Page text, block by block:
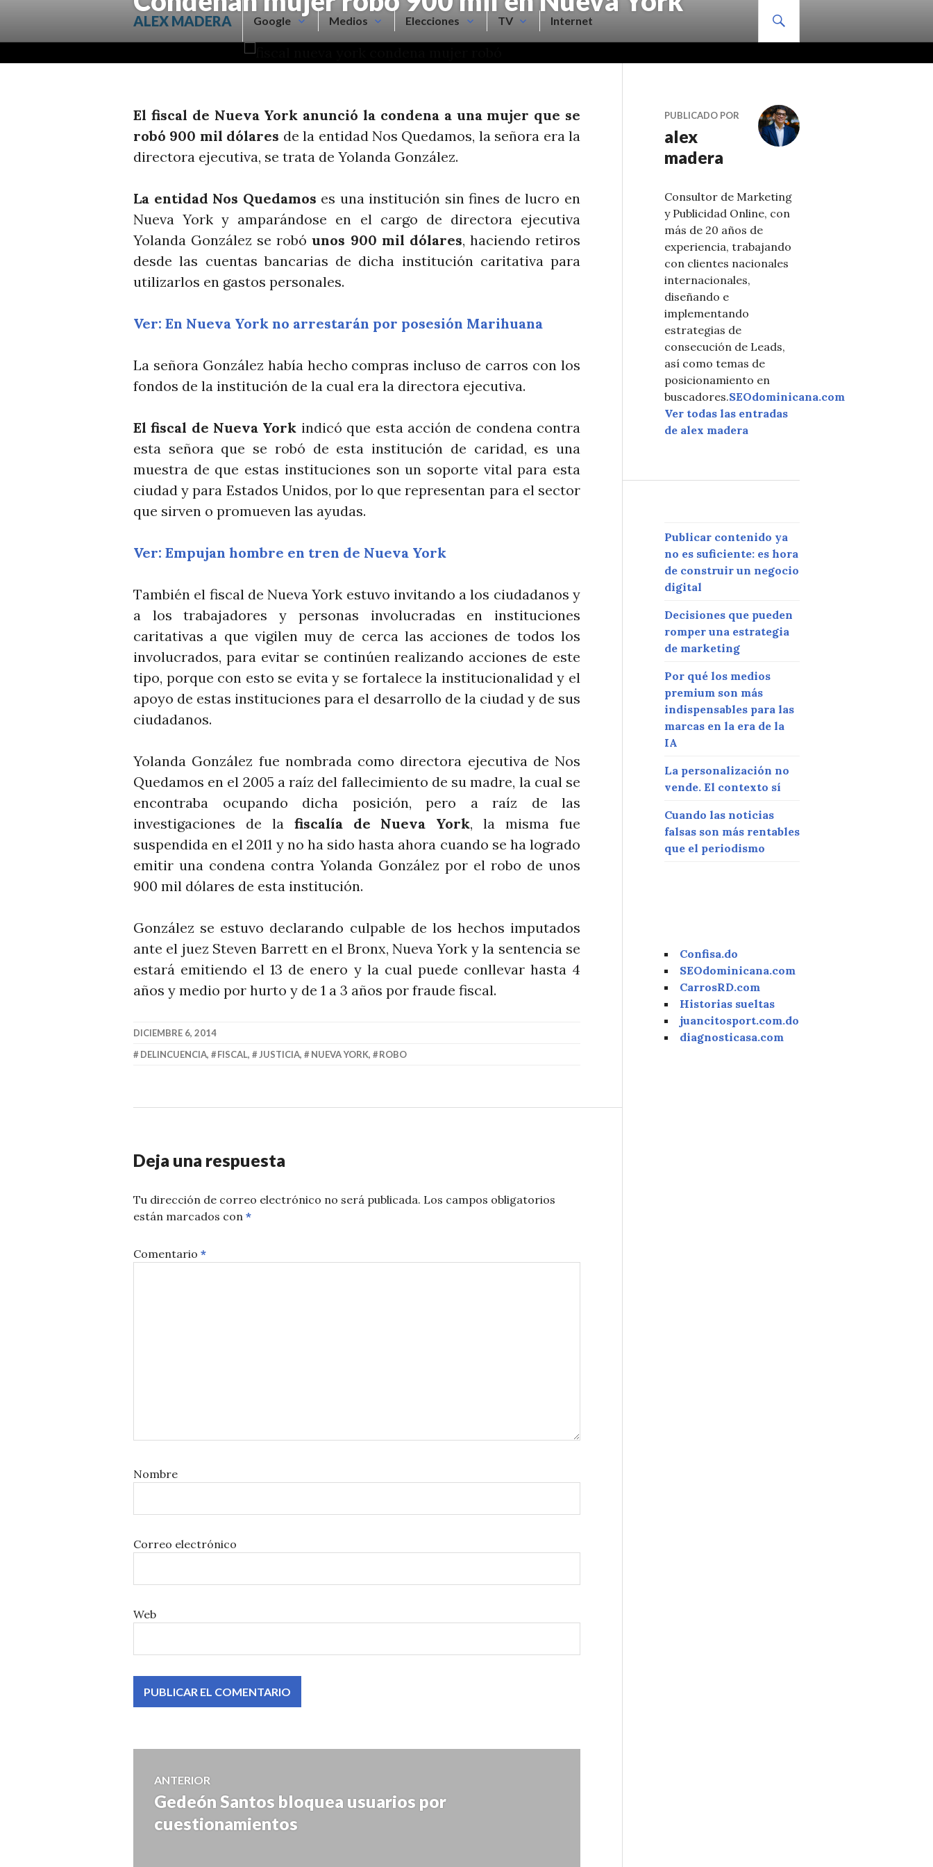
ALEX MADERA Google Medios Elecciones TV Internet
El fiscal de Nueva York anunció la condena a una mujer que se
robó 900 mil dólares de la entidad Nos Quedamos, la señora era la
directora ejecutiva, se trata de Yolanda González.
La entidad Nos Quedamos es una institución sin fines de lucro en
Nueva York y amparándose en el cargo de directora ejecutiva
Yolanda González se robóunos 900 mil dólares, haciendo retiros
desde las cuentas bancarias de dicha institución caritativa para
utilizarlos en gastos personales.
Ver: En Nueva York no arrestarán por posesión Marihuana
La señora González había hecho compras incluso de carros con los
fondos de la institución de la cual era la directora ejecutiva.
El fiscal de Nueva York indicó que esta acción de condena contra
esta señora que se robó de esta institución de caridad, es una
muestra de que estas instituciones son un soporte vital para esta
ciudad y para Estados Unidos, por lo que representan para el sector
que sirven o promueven las ayudas.
Ver: Empujan hombre en tren de Nueva York
También el fiscal de Nueva York estuvo invitando a los ciudadanos y
a los trabajadores y personas involucradas en instituciones
caritativas a que vigilen muy de cerca las acciones de todos los
involucrados, para evitar se continúen realizando acciones de este
tipo, porque con esto se evita y se fortalece la institucionalidad y el
apoyo de estas instituciones para el desarrollo de la ciudad y de sus
ciudadanos.
Yolanda González fue nombrada como directora ejecutiva de Nos
Quedamos en el 2005 a raíz del fallecimiento de su madre, la cual se
encontraba ocupando dicha posición, pero a raíz de las
investigaciones de la fiscalía de Nueva York, la misma fue
suspendida en el 2011 y no ha sido hasta ahora cuando se ha logrado
emitir una condena contra Yolanda González por el robo de unos
900 mil dólares de esta institución.
González se estuvo declarando culpable de los hechos imputados
ante el juez Steven Barrett en el Bronx, Nueva York y la sentencia se
estará emitiendo el 13 de enero y la cual puede conllevar hasta 4
años y medio por hurto y de 1 a 3 años por fraude fiscal.
DICIEMBRE 6, 2014
DELINCUENCIA, FISCAL, JUSTICIA, NUEVA YORK, ROBO
Deja una respuesta
Tu dirección de correo electrónico no será publicada. Los campos obligatorios
están marcados con *
Comentario *
Nombre
Correo electrónico
Web
Navegación
de
ANTERIOR
Entrada
anterior:
Gedeón Santos bloquea usuarios por
cuestionamientos
PUBLICADO POR
alex
madera
Consultor de Marketing
y Publicidad Online, con
más de 20 años de
experiencia, trabajando
con clientes nacionales
internacionales,
diseñando e
implementando
estrategias de
consecución de Leads,
así como temas de
posicionamiento en
buscadores.SEOdominicana.com
Ver todas las entradas
de alex madera
Publicar contenido ya
no es suficiente: es hora
de construir un negocio
digital
Decisiones que pueden
romper una estrategia
de marketing
Por qué los medios
premium son más
indispensables para las
marcas en la era de la
IA
La personalización no
vende. El contexto sí
Cuando las noticias
falsas son más rentables
que el periodismo
Confisa.do
SEOdominicana.com
CarrosRD.com
Historias sueltas
juancitosport.com.do
diagnosticasa.com